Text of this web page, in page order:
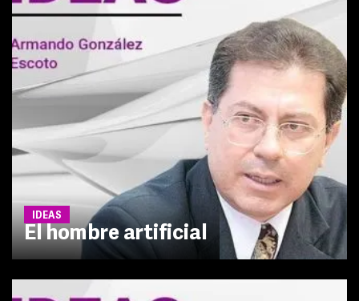
IDEAS
El hombre artificial